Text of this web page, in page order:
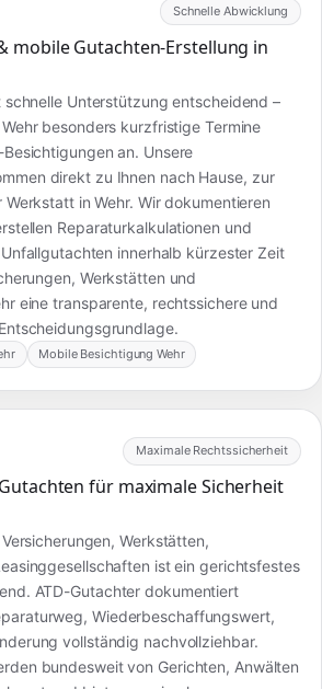
Schnelle Abwicklung
mobile Gutachten-Erstellung in
schnelle Unterstützung entscheidend –
besonders kurzfristige Termine
an. Unsere
direkt zu Ihnen nach Hause, zur
in Wehr. Wir dokumentieren
Reparaturkalkulationen und
innerhalb kürzester Zeit
Werkstätten und
eine transparente, rechtssichere und
Mobile Besichtigung Wehr
Maximale Rechtssicherheit
für maximale Sicherheit
Werkstätten,
ist ein gerichtsfestes
ATD-Gutachter dokumentiert
Wiederbeschaffungswert,
vollständig nachvollziehbar.
bundesweit von Gerichten, Anwälten